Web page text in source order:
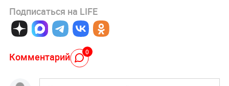
Подписаться на LIFE
Комментарий 0